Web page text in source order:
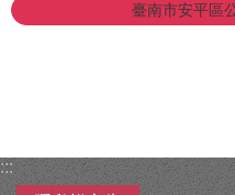
臺南市安平區
:::